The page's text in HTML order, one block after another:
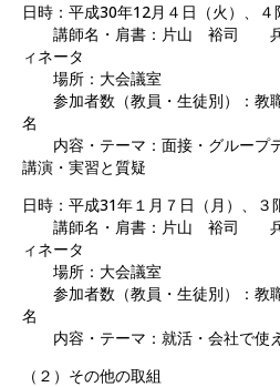
日時：平成30年12月４日（火）、４
講師名・肩書：片山 裕司 兵
ィネータ
場所：大会議室
参加者数（教員・生徒別）：教
名
内容・テーマ：面接・グループ
講演・実習と質疑
日時：平成31年１月７日（月）、３
講師名・肩書：片山 裕司 兵
ィネータ
場所：大会議室
参加者数（教員・生徒別）：教
名
内容・テーマ：就活・会社で使
（２）その他の取組